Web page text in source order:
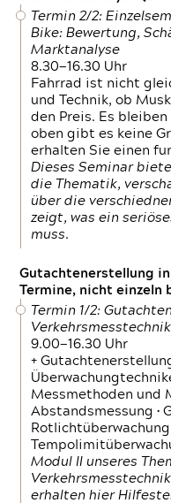
Termin 2/2:
Bike: Bewertung,
Marktanalyse
8.30—16.30 Uhr
Fahrrad ist nicht
und Technik, ob
den Preis. Es
oben gibt es keine
erhalten Sie einen
Dieses Seminar
die Thematik,
über die
zeigt, was ein
muss.
Gutachtenerstellung
Termine, nicht einzeln
Termin 1/2:
Verkehrsmesstechnik
9.00—16.30 Uhr
+
Messmethoden und
Abstandsmessung •
Modul II unseres
erhalten hier